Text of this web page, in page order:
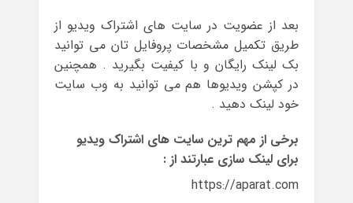
بعد از عضویت در سایت های اشتراک ویدیو از
طریق تکمیل مشخصات پروفایل تان می توانید
بک لینک رایگان و با کیفیت بگیرید . همچنین
در کپشن ویدیوها هم می توانید به وب سایت
خود لینک دهید .
برخی از مهم ترین سایت های اشتراک ویدیو
برای لینک سازی عبارتند از :
https://aparat.com